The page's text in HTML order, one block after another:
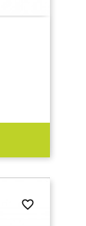
favorite_border